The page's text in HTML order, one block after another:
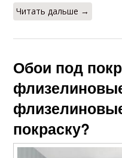
Читать дальше →
Обои под
покраску?